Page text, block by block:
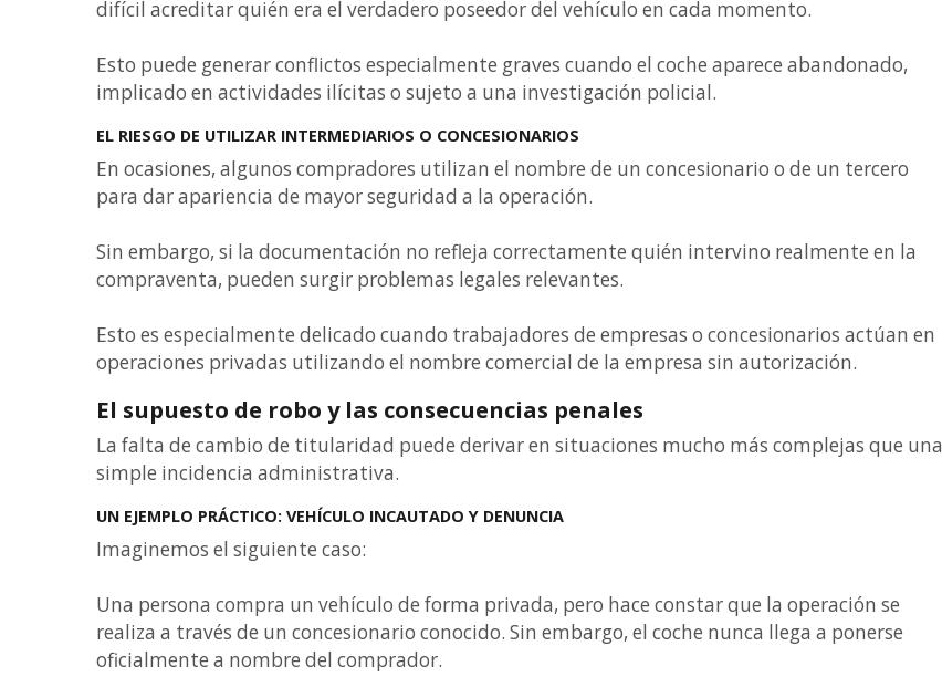
difícil acreditar quién era el verdadero poseedor del vehículo en cada momento.
Esto puede generar conflictos especialmente graves cuando el coche aparece abandonado,
implicado en actividades ilícitas o sujeto a una investigación policial.
EL RIESGO DE UTILIZAR INTERMEDIARIOS O CONCESIONARIOS
En ocasiones, algunos compradores utilizan el nombre de un concesionario o de un tercero
para dar apariencia de mayor seguridad a la operación.
Sin embargo, si la documentación no refleja correctamente quién intervino realmente en la
compraventa, pueden surgir problemas legales relevantes.
Esto es especialmente delicado cuando trabajadores de empresas o concesionarios actúan en
operaciones privadas utilizando el nombre comercial de la empresa sin autorización.
El supuesto de robo y las consecuencias penales
La falta de cambio de titularidad puede derivar en situaciones mucho más complejas que una
simple incidencia administrativa.
UN EJEMPLO PRÁCTICO: VEHÍCULO INCAUTADO Y DENUNCIA
Imaginemos el siguiente caso:
Una persona compra un vehículo de forma privada, pero hace constar que la operación se
realiza a través de un concesionario conocido. Sin embargo, el coche nunca llega a ponerse
oficialmente a nombre del comprador.